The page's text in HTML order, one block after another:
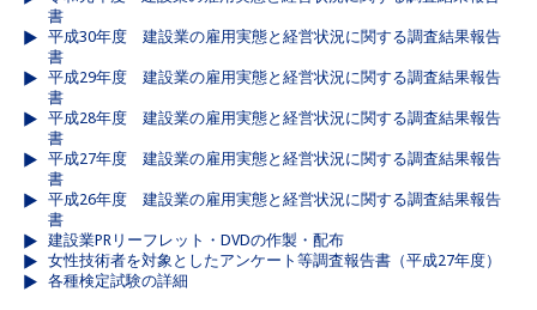
書
平成30年度 建設業の雇用実態と経営状況に関する調査結果報告
書
平成29年度 建設業の雇用実態と経営状況に関する調査結果報告
書
平成28年度 建設業の雇用実態と経営状況に関する調査結果報告
書
平成27年度 建設業の雇用実態と経営状況に関する調査結果報告
書
平成26年度 建設業の雇用実態と経営状況に関する調査結果報告
書
建設業PRリーフレット・DVDの作製・配布
女性技術者を対象としたアンケート等調査報告書（平成27年度）
各種検定試験の詳細